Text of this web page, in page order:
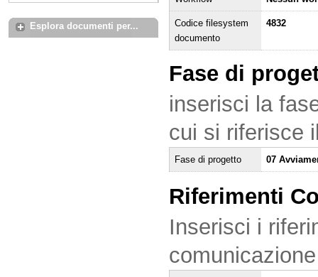
Esplora documenti per...
Codice filesystem
documento
4832
Fase di
inserisci la
cui si riferisce
Fase di progetto 07
Riferimenti
Inserisci i
comunicazione